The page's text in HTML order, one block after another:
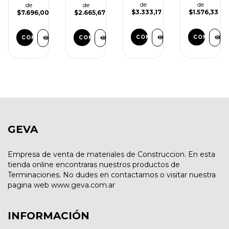
de
$7.696,00
de
$2.665,67
de
$3.333,17
de
$1.576,33
GEVA
Empresa de venta de materiales de Construccion. En esta
tienda online encontraras nuestros productos de
Terminaciones. No dudes en contactarnos o visitar nuestra
pagina web www.geva.com.ar
INFORMACIÓN